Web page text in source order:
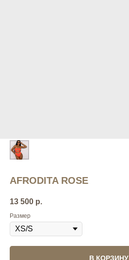
AFRODITA ROSE
13 500 р.
Размер
В КОРЗИНУ